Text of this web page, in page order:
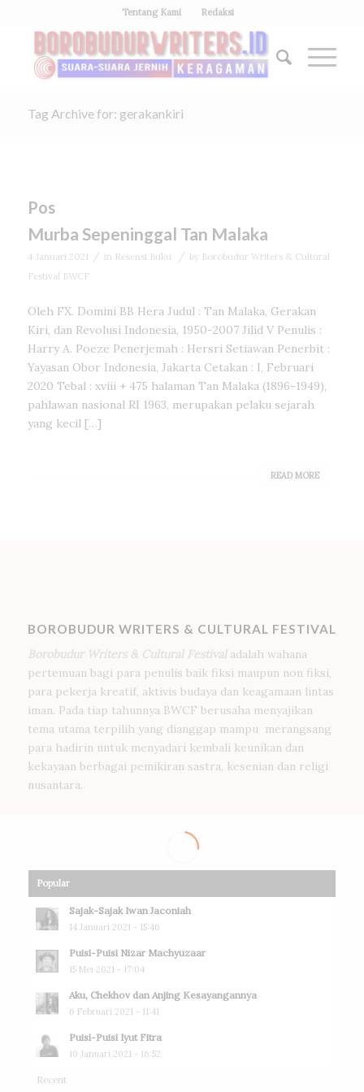
Tentang Kami Redaksi
Tag Archive for: gerakankiri
Pos
Murba Sepeninggal Tan Malaka
4 Januari 2021 / in Resensi Buku / by Borobudur Writers & Cultural
Festival BWCF
Oleh FX. Domini BB Hera Judul : Tan Malaka, Gerakan
Kiri, dan Revolusi Indonesia, 1950-2007 Jilid V Penulis :
Harry A. Poeze Penerjemah : Hersri Setiawan Penerbit :
Yayasan Obor Indonesia, Jakarta Cetakan : I, Februari
2020 Tebal : xviii + 475 halaman Tan Malaka (1896-1949),
pahlawan nasional RI 1963, merupakan pelaku sejarah
yang kecil […]
READ MORE
BOROBUDUR WRITERS & CULTURAL FESTIVAL
Borobudur Writers & Cultural Festival adalah wahana
pertemuan bagi para penulis baik fiksi maupun non fiksi,
para pekerja kreatif, aktivis budaya dan keagamaan lintas
iman. Pada tiap tahunnya BWCF berusaha menyajikan
tema utama terpilih yang dianggap mampu merangsang
para hadirin untuk menyadari kembali keunikan dan
kekayaan berbagai pemikiran sastra, kesenian dan religi
nusantara.
Popular
Sajak-Sajak Iwan Jaconiah
14 Januari 2021 - 15:46
Puisi-Puisi Nizar Machyuzaar
15 Mei 2021 - 17:04
Aku, Chekhov dan Anjing Kesayangannya
6 Februari 2021 - 11:41
Puisi-Puisi Iyut Fitra
10 Januari 2021 - 16:52
Recent